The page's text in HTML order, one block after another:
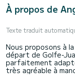
À propos de
Texte traduit
Nous proposons à
départ de Golfe-
parfaitement
très agréable à